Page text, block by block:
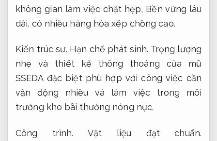
không gian làm việc chật hẹp, Bền vững lâu
dài. có nhiều hàng hóa xếp chồng cao.
Kiến trúc sư. Hạn chế phát sinh. Trọng lượng
nhẹ và thiết kế thông thoáng của mũ
SSEDA đặc biệt phù hợp với công việc cần
vận động nhiều và làm việc trong môi
trường kho bãi thường nóng nực.
Công trình. Vật liệu đạt chuẩn.